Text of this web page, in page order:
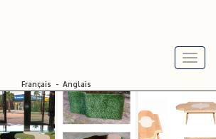
Français - Anglais